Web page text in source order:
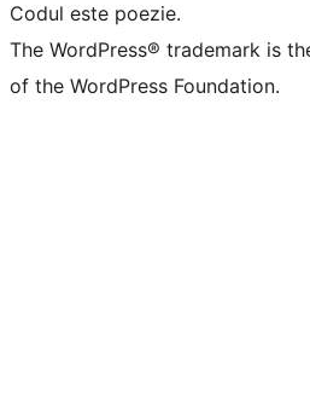
Codul este poezie.
The WordPress® trademark is
of the WordPress Foundation.